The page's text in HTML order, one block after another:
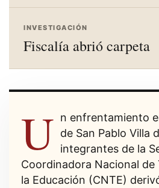
INVESTIGACIÓN
Fiscalía abrió carpeta
U n enfrentamiento
de San Pablo Villa
integrantes de la
Coordinadora Nacional de
la Educación (CNTE)